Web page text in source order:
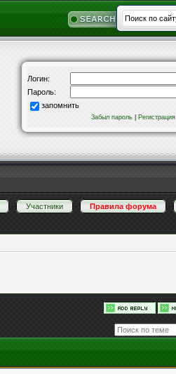
Логин:
Пароль:
запомнить
Забыл пароль| Регистрация
· Участники · Правила форума ·